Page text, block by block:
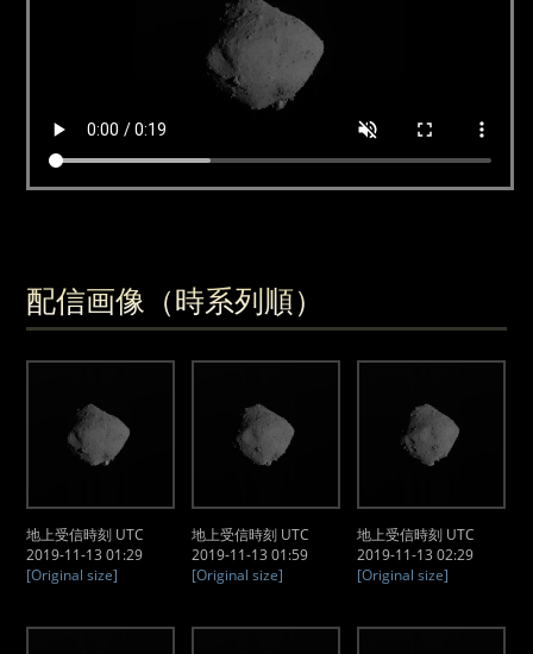
配信画像（時系列順）
地上受信時刻 UTC
2019-11-13 01:29
[Original size]
地上受信時刻 UTC
2019-11-13 01:59
[Original size]
地上受信時刻 UTC
2019-11-13 02:29
[Original size]